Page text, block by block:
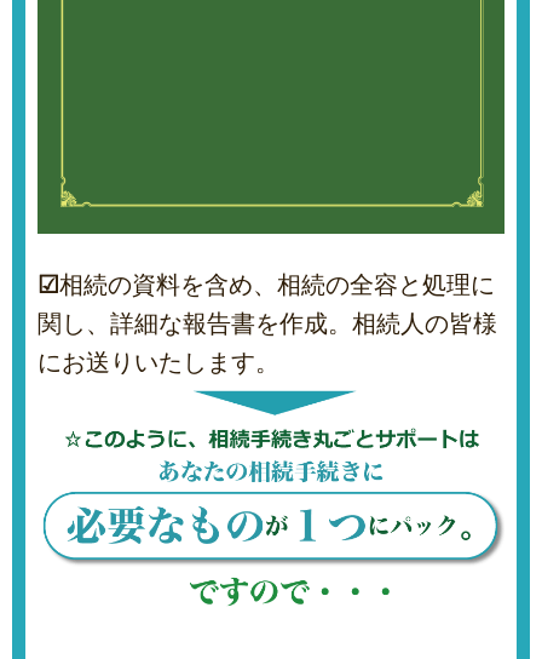
☑相続の資料を含め、相続の全容と処理に
関し、詳細な報告書を作成。相続人の皆様
にお送りいたします。